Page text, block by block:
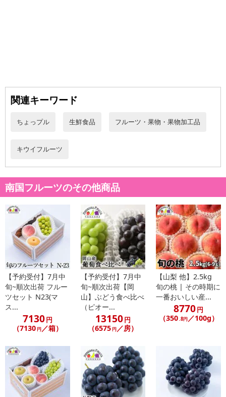
のでご了承ください。
※お申込み後のキャンセルはお受けできません。
にご納得いただきましたうえでお申し込みください。
参考の掲載画像や画像内のバーコードなど、お届け商品と多少異な
る場合がございます。
また、[新たな加工食品の原料原産地表示制度]の経過措置期間の終
了により、商品詳細内に記載の原産国・原材料の表記が旧表記の場
合がございます。
あらかじめご了承いただいた上でお申込みください。なお、本理由
によるお申込み後のキャンセル・返品交換は対応いたしかねます。
【お支払いについて】
※お支払い方法は、電話料金合算払い、クレジットカード払い、dポ
イントがご利用いただけます。
【発送・お届け・商品について】
※お申込み頂きました商品の同梱、お届けの日時指定はいたしかね
ます。
※お客様のご都合でお受取りいただけない場合、商品の再発送や返
金はいたしかねます。
また、お届け日時のご指定は、お受けできません。宅配業者からの
不在票にてご対応ください。
※発送予定日は前後する場合がございます。また商品によって発送
関連キーワード
ちょっプル 生鮮食品 フルーツ・果物・果物加工品
キウイフルーツ
南国フルーツのその他商品
【予約受付】7月中
旬~順次出荷 フルー
ツセット N23(マ
ス...
7130円
（7130 円／箱）
【予約受付】7月中
旬~順次出荷【岡
山】ぶどう食べ比べ
（ピオー...
13150円
（6575 円／房）
【山梨 他】2.5kg
旬の桃 | その時期に
一番おいしい産...
8770円
（350.8円／100g）